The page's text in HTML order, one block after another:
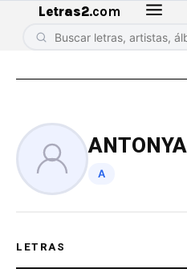
Letras2.com
ANTONYA
A
LETRAS